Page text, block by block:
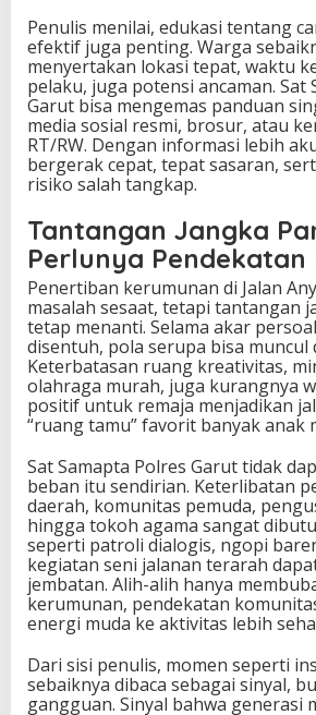
Penulis menilai, edukasi tentang
efektif juga penting. Warga
menyertakan lokasi tepat, waktu
pelaku, juga potensi ancaman. Sat
Garut bisa mengemas panduan
media sosial resmi, brosur, atau
RT/RW. Dengan informasi lebih
bergerak cepat, tepat sasaran,
risiko salah tangkap.
Tantangan Jangka
Perlunya Pendekatan
Penertiban kerumunan di Jalan
masalah sesaat, tetapi tantangan
tetap menanti. Selama akar
disentuh, pola serupa bisa muncul
Keterbatasan ruang kreativitas,
olahraga murah, juga kurangnya
positif untuk remaja menjadikan
“ruang tamu” favorit banyak anak
Sat Samapta Polres Garut tidak
beban itu sendirian. Keterlibatan
daerah, komunitas pemuda,
hingga tokoh agama sangat
seperti patroli dialogis, ngopi
kegiatan seni jalanan terarah
jembatan. Alih-alih hanya
kerumunan, pendekatan
energi muda ke aktivitas lebih
Dari sisi penulis, momen seperti
sebaiknya dibaca sebagai sinyal,
gangguan. Sinyal bahwa generasi